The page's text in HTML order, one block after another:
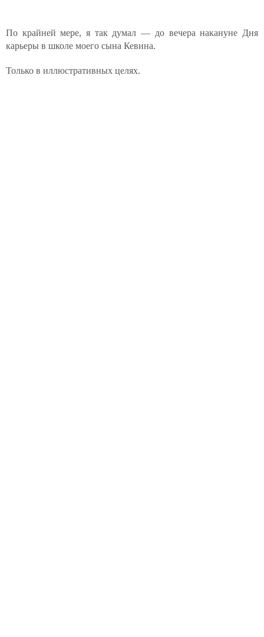
По крайней мере, я так думал — до вечера накануне Дня
карьеры в школе моего сына Кевина.
Только в иллюстративных целях.